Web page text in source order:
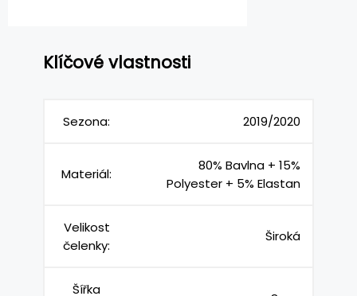
Klíčové vlastnosti
Sezona: 2019/2020
Materiál:
80% Bavlna + 15%
Polyester + 5% Elastan
Velikost
čelenky:
Široká
Šířka